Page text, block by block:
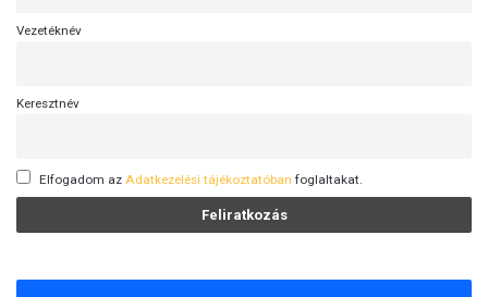
Vezetéknév
Keresztnév
Elfogadom az Adatkezelési tájékoztatóban foglaltakat.